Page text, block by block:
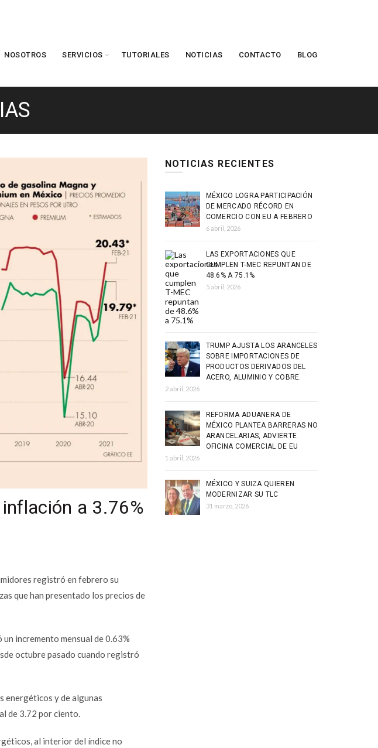
NOSOTROS SERVICIOS TUTORIALES NOTICIAS CONTACTO BLOG
a 3.76%
registró en febrero su
que han presentado los precios de
incremento mensual de 0.63%
octubre pasado cuando registró
energéticos y de algunas
de 3.72 por ciento.
al interior del índice no
NOTICIAS RECIENTES
MÉXICO LOGRA PARTICIPACIÓN
DE MERCADO RÉCORD EN
COMERCIO CON EU A FEBRERO
6 abril, 2026
LAS EXPORTACIONES QUE
CUMPLEN T-MEC REPUNTAN DE
48.6% A 75.1%
5 abril, 2026
TRUMP AJUSTA LOS ARANCELES
SOBRE IMPORTACIONES DE
PRODUCTOS DERIVADOS DEL
ACERO, ALUMINIO Y COBRE.
2 abril, 2026
REFORMA ADUANERA DE
MÉXICO PLANTEA BARRERAS NO
ARANCELARIAS, ADVIERTE
OFICINA COMERCIAL DE EU
1 abril, 2026
MÉXICO Y SUIZA QUIEREN
MODERNIZAR SU TLC
31 marzo, 2026